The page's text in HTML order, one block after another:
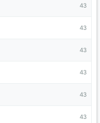
43
43
43
43
43
43